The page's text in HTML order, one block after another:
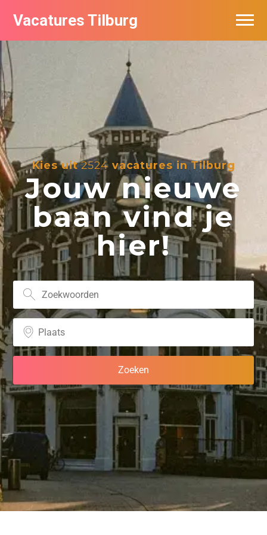
Vacatures Tilburg
Kies uit2524vacatures in Tilburg
Jouw nieuwe
baan vind je
hier!
Vacatures per bedrijf
De populairste vacatures in Tilburg